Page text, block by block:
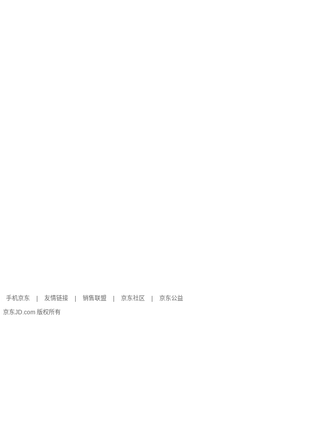
手机京东 友情链接 销售联盟 京东社区
京东公益
京东JD.com 版权所有